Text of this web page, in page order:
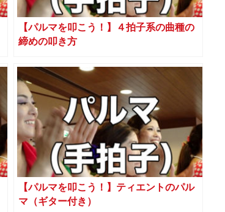
【パルマを叩こう！】４拍子系の曲種の
締めの叩き方
【パルマを叩こう！】ティエントのパル
マ（ギター付き）